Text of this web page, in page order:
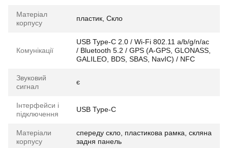
Матеріал
корпусу
пластик, Скло
Комунікації
USB Type-C 2.0 / Wi-Fi 802.11 a/b/g/n/ac
/ Bluetooth 5.2 / GPS (A-GPS, GLONASS,
GALILEO, BDS, SBAS, NavIC) / NFC
Звуковий
сигнал
є
Інтерфейси і
підключення
USB Type-C
Матеріали
корпусу
спереду скло, пластикова рамка, скляна
задня панель